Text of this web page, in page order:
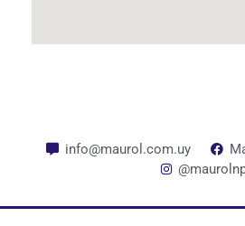
info@maurol.com.uy